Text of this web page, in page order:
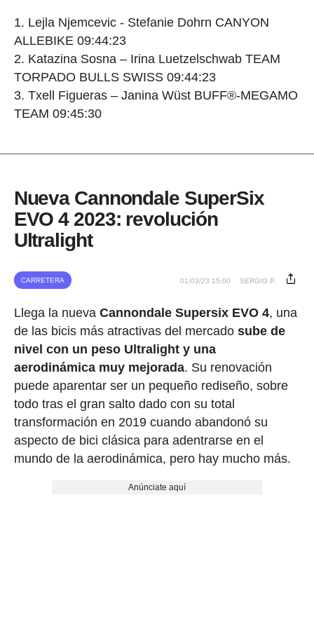
Lejla Njemcevic - Stefanie Dohrn CANYON
ALLEBIKE 09:44:23
Katazina Sosna – Irina Luetzelschwab TEAM
TORPADO BULLS SWISS 09:44:23
Txell Figueras – Janina Wüst BUFF®-MEGAMO
TEAM 09:45:30
Nueva Cannondale SuperSix
EVO 4 2023: revolución
Ultralight
CARRETERA 01/03/23 15:00 SERGIO P.
Llega la nueva Cannondale Supersix EVO 4, una
de las bicis más atractivas del mercado sube de
nivel con un peso Ultralight y una
aerodinámica muy mejorada. Su renovación
puede aparentar ser un pequeño rediseño, sobre
todo tras el gran salto dado con su total
transformación en 2019 cuando abandonó su
aspecto de bici clásica para adentrarse en el
mundo de la aerodinámica, pero hay mucho más.
Anúnciate aquí